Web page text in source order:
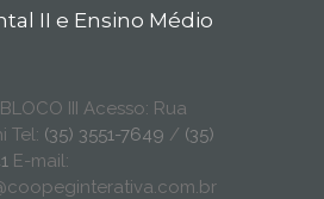
II e Ensino Médio
III Acesso: Rua
Tel: (35) 3551-7649 / (35)
E-mail: